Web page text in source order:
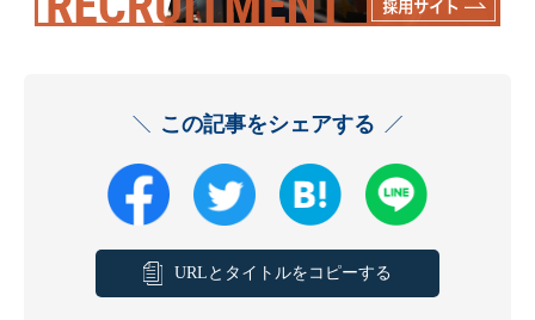
この記事をシェアする
URLとタイトルをコピーする